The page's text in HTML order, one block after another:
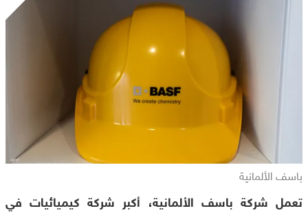
باسف الألمانية
تعمل شركة باسف الألمانية، أكبر شركة كيميائيات في